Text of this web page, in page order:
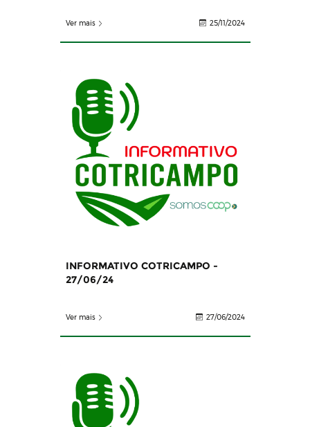
Ver mais 25/11/2024
INFORMATIVO COTRICAMPO -
27/06/24
Ver mais 27/06/2024